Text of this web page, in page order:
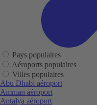
Pays populaires
Aéroports populaires
Villes populaires
Abu Dhabi aéroport
Amman aéroport
Antalya aéroport